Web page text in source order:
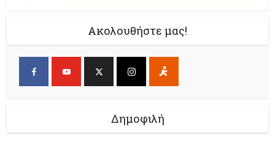
Ακολουθήστε μας!
Δημοφιλή